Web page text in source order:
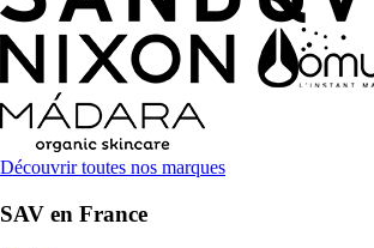
Découvrir toutes nos marques
SAV en France